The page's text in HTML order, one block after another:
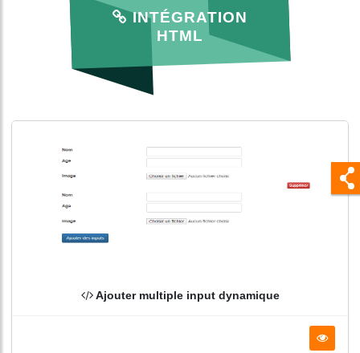
INTÉGRATION
HTML
Ajouter multiple input dynamique